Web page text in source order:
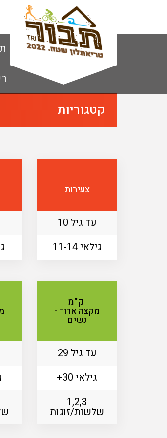
קטגוריות
צעירות
עד גיל 10
גילאי 11-14
ק"מ
מקצה ארוך -
נשים
עד גיל 29
גילאי 30+
1,2,3
שלשות/זוגות